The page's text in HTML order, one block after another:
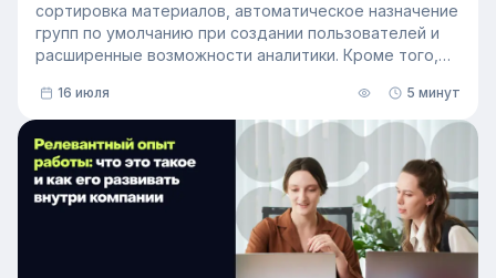
сортировка материалов, автоматическое назначение
групп по умолчанию при создании пользователей и
расширенные возможности аналитики. Кроме того,
он охватывает и материалы из раздела «Проводник».
16 июля 5 минут